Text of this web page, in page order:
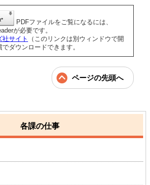
PDFファイルをご覧になるには、
が必要です。
社サイト
（このリンクは別ウィンドウで開
ダウンロードできます。
ページの先頭へ
各課の仕事